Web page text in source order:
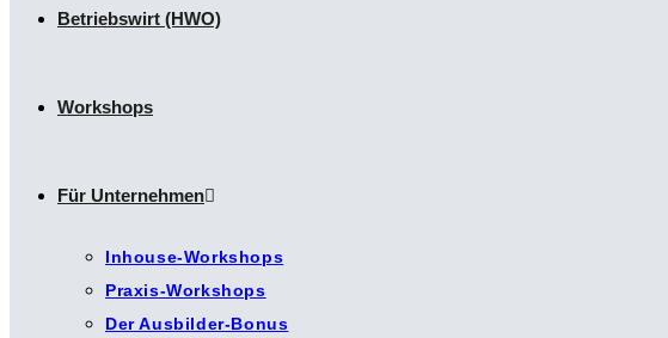
Betriebswirt (HWO)
Workshops
Für Unternehmen
Inhouse-Workshops
Praxis-Workshops
Der Ausbilder-Bonus